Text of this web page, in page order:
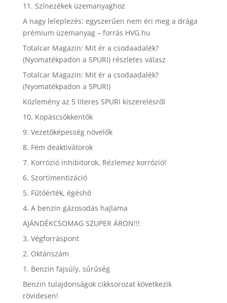
11. Színezékek üzemanyaghoz
A nagy leleplezés: egyszerűen nem éri meg a drága
prémium üzemanyag – forrás HVG.hu
Totalcar Magazin: Mit ér a csodaadalék?
(Nyomatékpadon a SPURI) részletes válasz
Totalcar Magazin: Mit ér a csodaadalék?
(Nyomatékpadon a SPURI)
Közlemény az 5 literes SPURI kiszerelésről
10. Kopáscsökkentők
9. Vezetőképesség növelők
8. Fém deaktivátorok
7. Korrózió inhibitorok, Rézlemez korrózió!
6. Szortimentizáció
5. Fűtőérték, égéshő
4. A benzin gázosodás hajlama
AJÁNDÉKCSOMAG SZUPER ÁRON!!!
3. Végforráspont
2. Oktánszám
1. Benzin fajsúly, sűrűség
Benzin tulajdonságok cikksorozat következik
rövidesen!